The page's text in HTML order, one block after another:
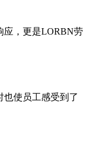
应，更是LORBN劳
也使员工感受到了